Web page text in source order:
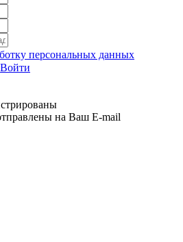
персональных данных
Войти
на Ваш E-mail